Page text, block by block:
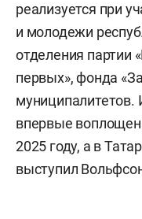
реализуется при
и молодежи
отделения партии
первых», фонда
впервые
2025 году, а в
выступил